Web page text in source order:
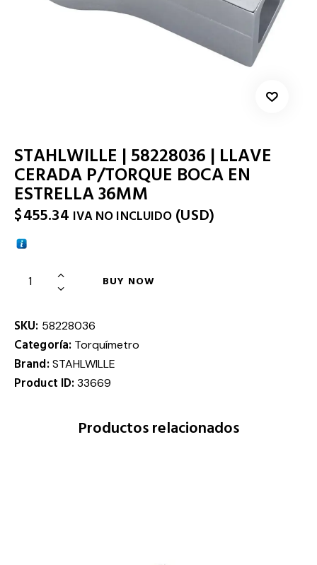
STAHLWILLE | 58228036 | LLAVE
CERADA P/TORQUE BOCA EN
ESTRELLA 36MM
$455.34 IVA NO INCLUIDO (USD)
BUY NOW
SKU: 58228036
Categoría: Torquímetro
Brand: STAHLWILLE
Product ID:33669
Productos relacionados